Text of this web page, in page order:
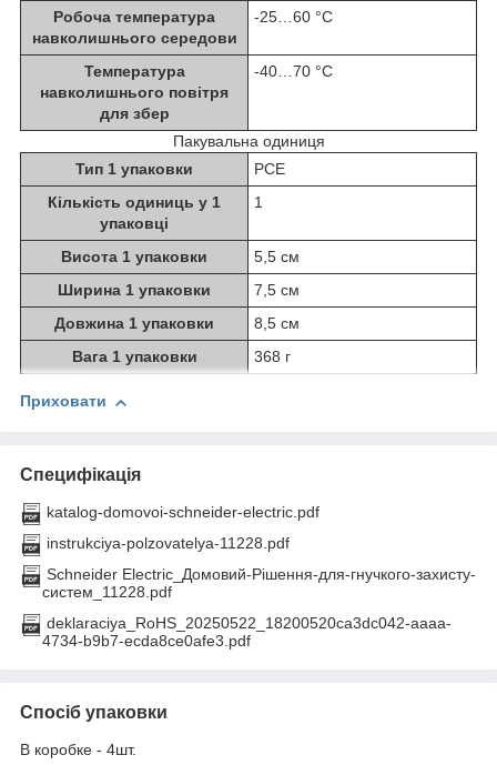
Робоча температура
навколишнього середови
-25…60 °C
Температура
навколишнього повітря
для збер
-40…70 °C
Пакувальна одиниця
Тип 1 упаковки
PCE
Кількість одиниць у 1
упаковці
1
Висота 1 упаковки
5,5 см
Ширина 1 упаковки
7,5 см
Довжина 1 упаковки
8,5 см
Вага 1 упаковки
368 г
Приховати
Специфікація
katalog-domovoi-schneider-electric.pdf
instrukciya-polzovatelya-11228.pdf
Schneider Electric_Домовий-Рішення-для-гнучкого-захисту-
систем_11228.pdf
deklaraciya_RoHS_20250522_18200520ca3dc042-aaaa-
4734-b9b7-ecda8ce0afe3.pdf
Спосіб упаковки
В коробке - 4шт.